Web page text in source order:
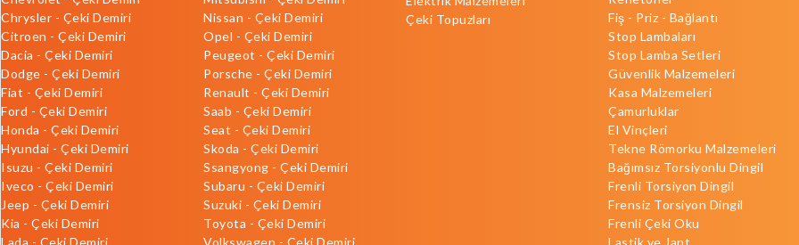
Chrysler - Çeki Demiri
Citroen - Çeki Demiri
Dacia - Çeki Demiri
Dodge - Çeki Demiri
Fiat - Çeki Demiri
Ford - Çeki Demiri
Honda - Çeki Demiri
Hyundai - Çeki Demiri
Isuzu - Çeki Demiri
Iveco - Çeki Demiri
Jeep - Çeki Demiri
Kia - Çeki Demiri
Nissan - Çeki Demiri
Opel - Çeki Demiri
Peugeot - Çeki Demiri
Porsche - Çeki Demiri
Renault - Çeki Demiri
Saab - Çeki Demiri
Seat - Çeki Demiri
Skoda - Çeki Demiri
Ssangyong - Çeki Demiri
Subaru - Çeki Demiri
Suzuki - Çeki Demiri
Toyota - Çeki Demiri
Çeki Topuzları
Fiş - Priz - Bağlantı
Stop Lambaları
Stop Lamba Setleri
Güvenlik Malzemeleri
Kasa Malzemeleri
Çamurluklar
El Vinçleri
Tekne Römorku Malzemeleri
Bağımsız Torsiyonlu Dingil
Frenli Torsiyon Dingil
Frensiz Torsiyon Dingil
Frenli Çeki Oku